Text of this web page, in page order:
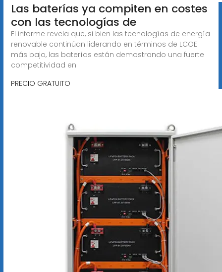
Las baterías ya compiten en costes
con las tecnologías de
El informe revela que, si bien las tecnologías de energía
renovable continúan liderando en términos de LCOE
más bajo, las baterías están demostrando una fuerte
competitividad en
PRECIO GRATUITO